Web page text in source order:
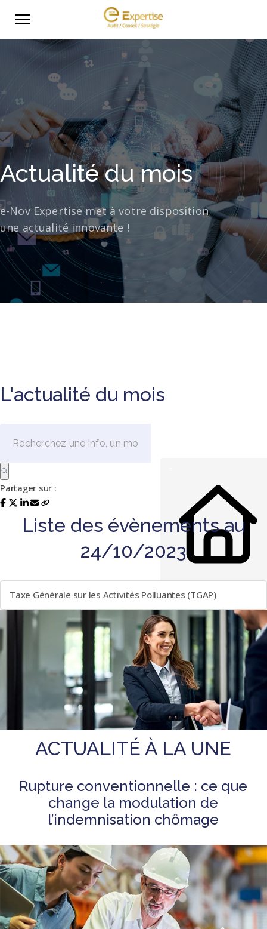
Actualité du mois
e-Nov Expertise met à votre disposition
une actualité innovante !
L'actualité du mois
Partager sur :
Liste des évènements au
24/10/2023
Taxe Générale sur les Activités Polluantes (TGAP)
ACTUALITÉ À LA UNE
Rupture conventionnelle : ce que
change la modulation de
l’indemnisation chômage